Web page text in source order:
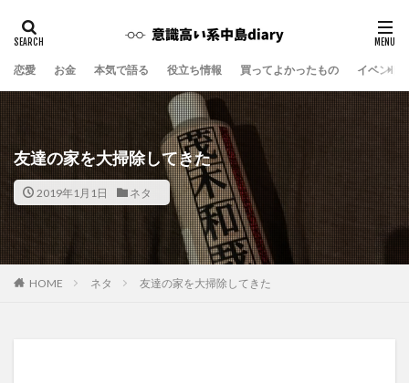
恋愛 お金 本気で語る 役立ち情報 買ってよかったもの イベント
友達の家を大掃除してきた
2019年1月1日 ネタ
HOME ネタ 友達の家を大掃除してきた